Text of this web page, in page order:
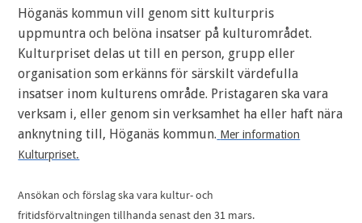
Höganäs kommun vill genom sitt kulturpris
uppmuntra och belöna insatser på kulturområdet.
Kulturpriset delas ut till en person, grupp eller
organisation som erkänns för särskilt värdefulla
insatser inom kulturens område. Pristagaren ska vara
verksam i, eller genom sin verksamhet ha eller haft nära
anknytning till, Höganäs kommun. Mer information
Kulturpriset.
Ansökan och förslag ska vara kultur- och
fritidsförvaltningen tillhanda senast den 31 mars.